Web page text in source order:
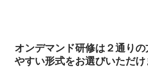
オンデマンド研修は２通り
やすい形式をお選びいただけ